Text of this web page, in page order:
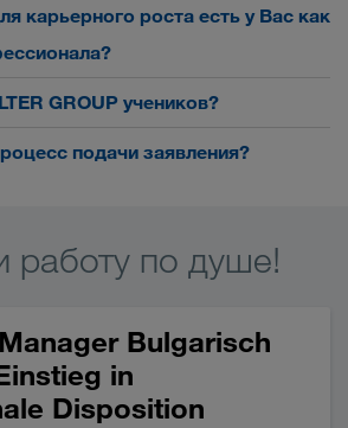
карьерного роста есть у Вас как
GROUP учеников?
подачи заявления?
работу по душе!
Bulgarisch
in
Disposition